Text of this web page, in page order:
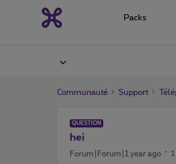
Packs
Communauté Support
QUESTION
hei
Forum|Forum|1 year ago